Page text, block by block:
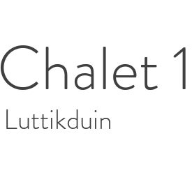
Chalet
Luttikduin